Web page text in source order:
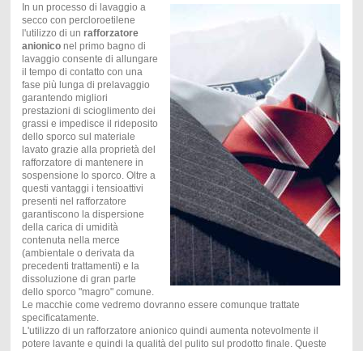
In un processo di lavaggio a
secco con percloroetilene
l'utilizzo di un rafforzatore
anioniconel primo bagno di
lavaggio consente di allungare
il tempo di contatto con una
fase più lunga di prelavaggio
garantendo migliori
prestazioni di scioglimento dei
grassi e impedisce il rideposito
dello sporco sul materiale
lavato grazie alla proprietà del
rafforzatore di mantenere in
sospensione lo sporco. Oltre a
questi vantaggi i tensioattivi
presenti nel rafforzatore
garantiscono la dispersione
della carica di umidità
contenuta nella merce
(ambientale o derivata da
precedenti trattamenti) e la
dissoluzione di gran parte
dello sporco "magro" comune.
Le macchie come vedremo dovranno essere comunque trattate
specificatamente.
L'utilizzo di un rafforzatore anionico quindi aumenta notevolmente il
potere lavante e quindi la qualità del pulito sul prodotto finale. Queste